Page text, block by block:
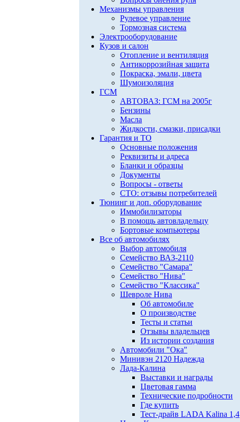
Механизмы управления
Рулевое управление
Тормозная система
Электрооборудование
Кузов и салон
Отопление и вентиляция
Антикоррозийная защита
Покраска, эмали, цвета
Шумоизоляция
ГСМ
АВТОВАЗ: ГСМ на 2005г
Бензины
Масла
Жидкости, смазки, присадки
Гарантия и ТО
Основные положения
Реквизиты и адреса
Бланки и образцы
Документы
Вопросы - ответы
СТО: отзывы потребителей
Тюнинг и доп. оборудование
Иммобилизаторы
В помощь автовладельцу
Бортовые компьютеры
Все об автомобилях
Выбор автомобиля
Семейство ВАЗ-2110
Семейство "Самара"
Семейство "Нива"
Семейство "Классика"
Шевроле Нива
Об автомобиле
О производстве
Тесты и статьи
Отзывы владельцев
Из истории создания
Автомобили "Ока"
Минивэн 2120 Надежда
Лада-Калина
Выставки и награды
Цветовая гамма
Технические подробности
Где купить
Тест-драйв LADA Kalina 1,4